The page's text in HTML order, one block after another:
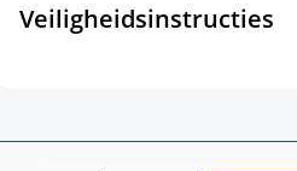
Veiligheidsinstructies